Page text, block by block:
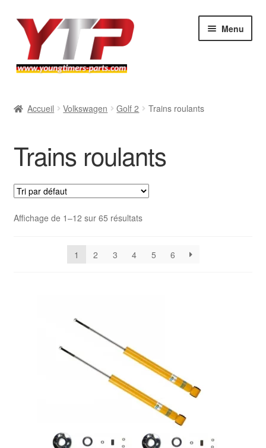
Aller
navigation
Aller
contenu
Menu
Mercedes
Porsche
Volkswagen
Accueil Volkswagen Golf 2 Trains roulants
Trains roulants
Affichage de 1–12 sur 65 résultats
1 2 3 4 5 6